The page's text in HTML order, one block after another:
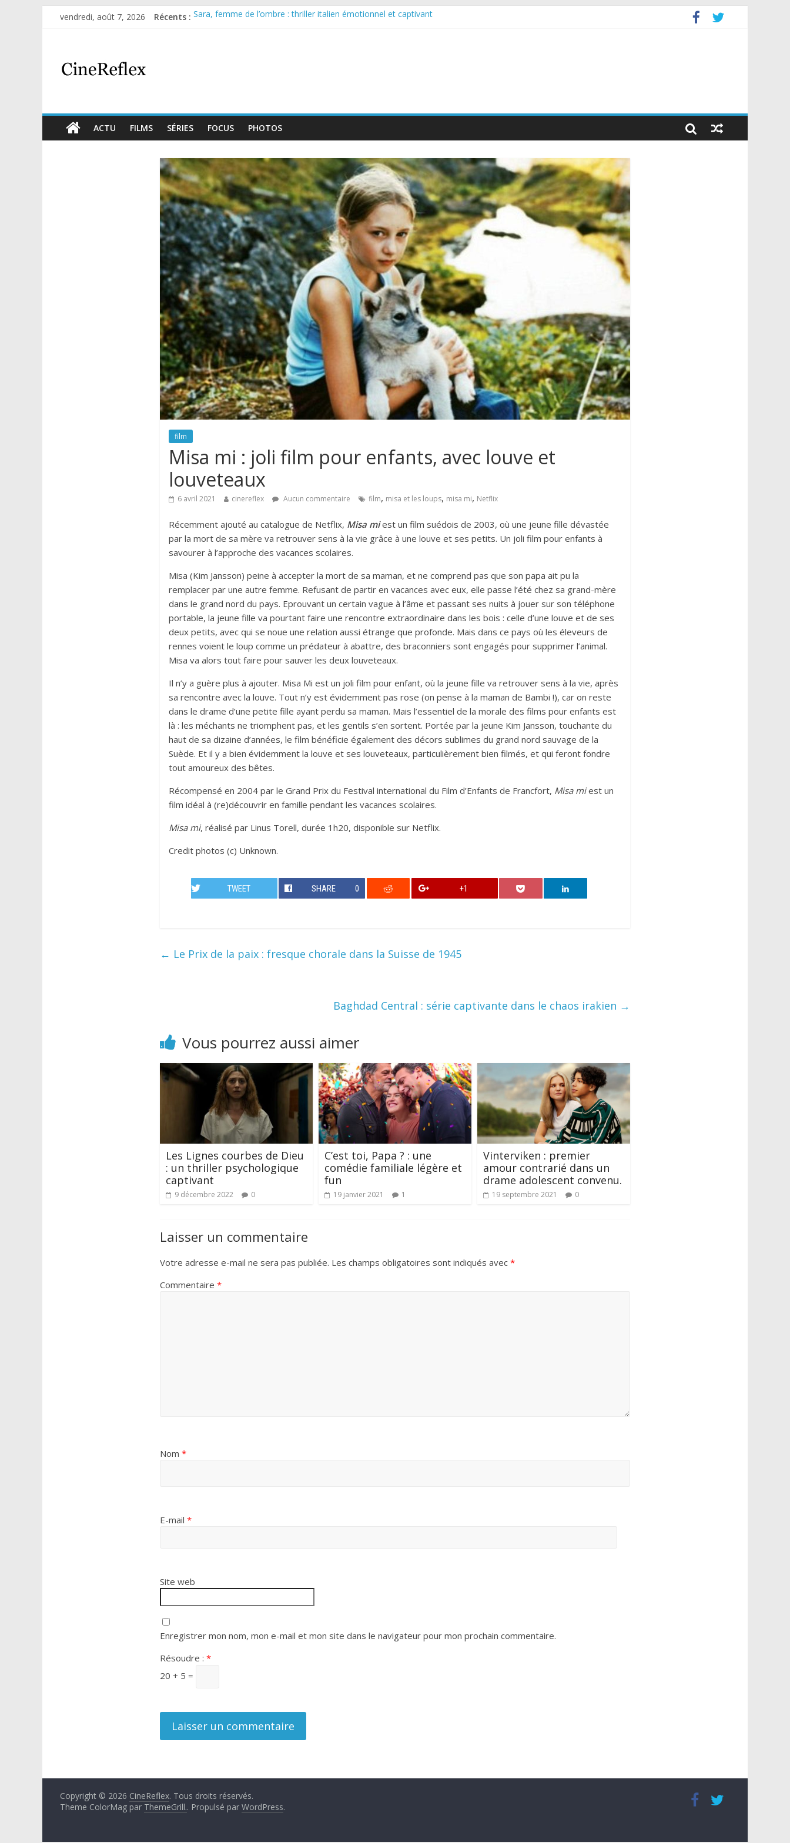
vendredi, août 7, 2026 Récents : Sara, femme de l’ombre : thriller italien émotionnel et captivant
ACTU FILMS SÉRIES FOCUS PHOTOS
film
Misa mi : joli film pour enfants, avec louve et
louveteaux
6 avril 2021 cinereflex Aucun commentaire film, misa et les loups, misa mi, Netflix
Récemment ajouté au catalogue de Netflix, Misa miest un film suédois de 2003, où une jeune fille dévastée
par la mort de sa mère va retrouver sens à la vie grâce à une louve et ses petits. Un joli film pour enfants à
savourer à l’approche des vacances scolaires.
Misa (Kim Jansson) peine à accepter la mort de sa maman, et ne comprend pas que son papa ait pu la
remplacer par une autre femme. Refusant de partir en vacances avec eux, elle passe l’été chez sa grand-mère
dans le grand nord du pays. Eprouvant un certain vague à l’âme et passant ses nuits à jouer sur son téléphone
portable, la jeune fille va pourtant faire une rencontre extraordinaire dans les bois : celle d’une louve et de ses
deux petits, avec qui se noue une relation aussi étrange que profonde. Mais dans ce pays où les éleveurs de
rennes voient le loup comme un prédateur à abattre, des braconniers sont engagés pour supprimer l’animal.
Misa va alors tout faire pour sauver les deux louveteaux.
Il n’y a guère plus à ajouter. Misa Mi est un joli film pour enfant, où la jeune fille va retrouver sens à la vie, après
sa rencontre avec la louve. Tout n’y est évidemment pas rose (on pense à la maman de Bambi !), car on reste
dans le drame d’une petite fille ayant perdu sa maman. Mais l’essentiel de la morale des films pour enfants est
là : les méchants ne triomphent pas, et les gentils s’en sortent. Portée par la jeune Kim Jansson, touchante du
haut de sa dizaine d’années, le film bénéficie également des décors sublimes du grand nord sauvage de la
Suède. Et il y a bien évidemment la louve et ses louveteaux, particulièrement bien filmés, et qui feront fondre
tout amoureux des bêtes.
Récompensé en 2004 par le Grand Prix du Festival international du Film d’Enfants de Francfort, Misa miest un
film idéal à (re)découvrir en famille pendant les vacances scolaires.
Misa mi, réalisé par Linus Torell, durée 1h20, disponible sur Netflix.
Credit photos (c) Unknown.
TWEET SHARE 0 +1
← Le Prix de la paix : fresque chorale dans la Suisse de 1945
Baghdad Central : série captivante dans le chaos irakien →
Vous pourrez aussi aimer
Les Lignes courbes de Dieu
: un thriller psychologique
captivant
9 décembre 2022 0
C’est toi, Papa ? : une
comédie familiale légère et
fun
19 janvier 2021 1
Vinterviken : premier
amour contrarié dans un
drame adolescent convenu.
19 septembre 2021 0
Laisser un commentaire
Votre adresse e-mail ne sera pas publiée. Les champs obligatoires sont indiqués avec *
Commentaire *
Nom *
E-mail *
Site web
Enregistrer mon nom, mon e-mail et mon site dans le navigateur pour mon prochain commentaire.
Résoudre : *
20 + 5 =
Copyright © 2026 CineReflex. Tous droits réservés.
Theme ColorMag par ThemeGrill.. Propulsé par WordPress.